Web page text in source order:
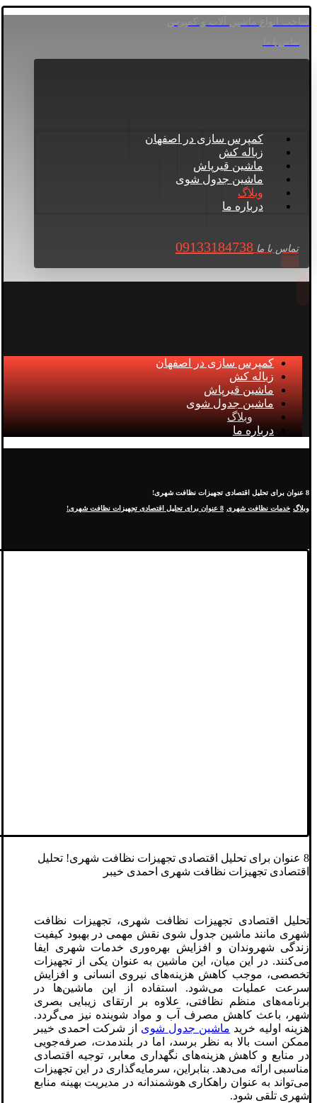
ساخت انواع ماشین آلات و کمپرس
کمپرس سازی در اصفهان
زباله کش
ماشین قیرپاش
ماشین جدول شوی
وبلاگ
درباره ما
تماس با ما 09133184738
کمپرس سازی در اصفهان
زباله کش
ماشین قیرپاش
ماشین جدول شوی
وبلاگ
درباره ما
8 عنوان برای تحلیل اقتصادی تجهیزات نظافت شهری!
وبلاگ خدمات نظافت شهری 8 عنوان برای تحلیل اقتصادی تجهیزات نظافت شهری!
8 عنوان برای تحلیل اقتصادی تجهیزات نظافت شهری! تحلیل
اقتصادی تجهیزات نظافت شهری احمدی خیبر
تحلیل اقتصادی تجهیزات نظافت شهری، تجهیزات نظافت
شهری مانند ماشین جدول شوی نقش مهمی در بهبود کیفیت
زندگی شهروندان و افزایش بهره‌وری خدمات شهری ایفا
می‌کنند. در این میان، این ماشین به عنوان یکی از تجهیزات
تخصصی، موجب کاهش هزینه‌های نیروی انسانی و افزایش
سرعت عملیات می‌شود. استفاده از این ماشین‌ها در
برنامه‌های منظم نظافتی، علاوه بر ارتقای زیبایی بصری
شهر، باعث کاهش مصرف آب و مواد شوینده نیز می‌گردد.
هزینه اولیه خرید ماشین جدول شوی از شرکت احمدی خیبر
ممکن است بالا به نظر برسد، اما در بلندمدت، صرفه‌جویی
در منابع و کاهش هزینه‌های نگهداری معابر، توجیه اقتصادی
مناسبی ارائه می‌دهد. بنابراین، سرمایه‌گذاری در این تجهیزات
می‌تواند به عنوان راهکاری هوشمندانه در مدیریت بهینه منابع
شهری تلقی شود.